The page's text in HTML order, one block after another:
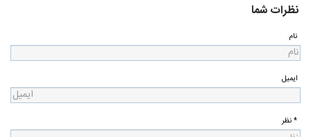
نظرات شما
نام
ایمیل
* نظر